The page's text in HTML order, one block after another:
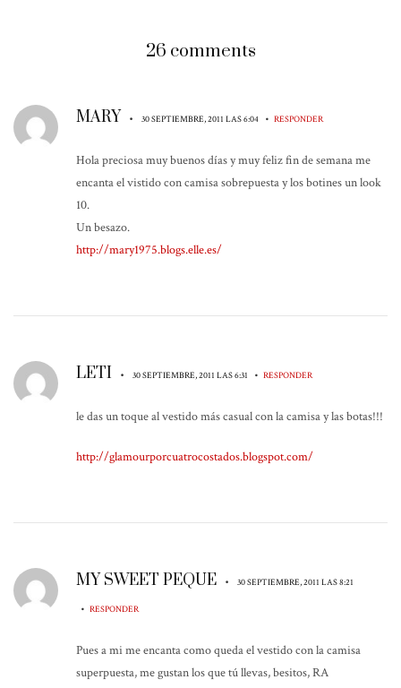
26 comments
MARY • 30 SEPTIEMBRE, 2011 LAS 6:04 • RESPONDER
Hola preciosa muy buenos días y muy feliz fin de semana me
encanta el vistido con camisa sobrepuesta y los botines un look
10.
Un besazo.
http://mary1975.blogs.elle.es/
LETI • 30 SEPTIEMBRE, 2011 LAS 6:31 • RESPONDER
le das un toque al vestido más casual con la camisa y las botas!!!
http://glamourporcuatrocostados.blogspot.com/
MY SWEET PEQUE • 30 SEPTIEMBRE, 2011 LAS 8:21
• RESPONDER
Pues a mi me encanta como queda el vestido con la camisa
superpuesta, me gustan los que tú llevas, besitos, RA